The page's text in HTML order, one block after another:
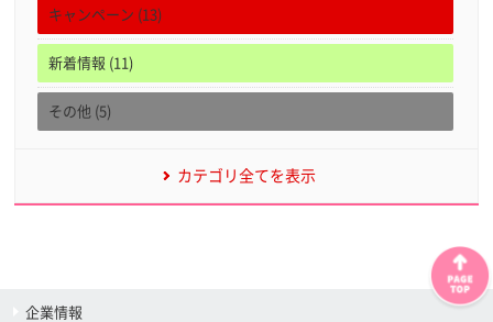
キャンペーン (13)
新着情報 (11)
その他 (5)
カテゴリ全てを表示
企業情報